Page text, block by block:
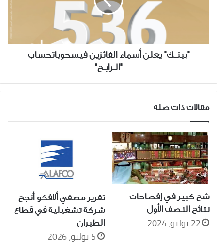
فيسحوباتحساب
"بيتــك" يعلن أسماء الفائزين فيسحوباتحساب
"الــرابــح"
مقالات ذات صلة
شح كبير في إفصاحات
نتائج النصف الأول
22 يوليو، 2024
تقرير مصفي ألافكو أنجح
شركة تشغيلية في قطاع
الطيران
5 يوليو، 2026